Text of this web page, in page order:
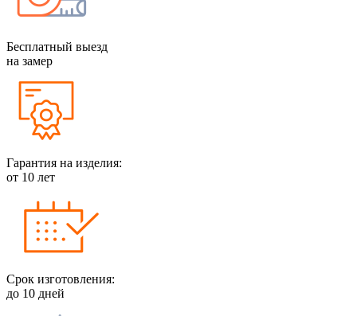
Бесплатный выезд
на замер
Гарантия на изделия:
от 10 лет
Срок изготовления:
до 10 дней